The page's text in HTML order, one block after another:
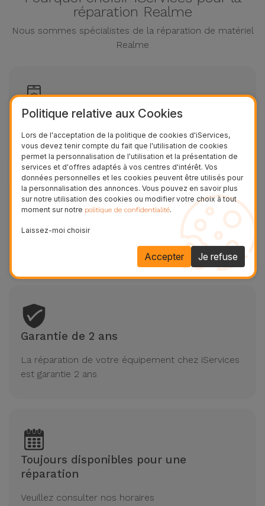
réparation Realme
Nous sommes spécialistes de la réparation de matériel
Realme
Diagnostic gratuit Realme
Évaluation gratuite sans rendez-vous
Réparations en 20/30 minutes Realme
Garantie de 2 ans
La réparation de votre équipement chez iServices
est garantie 2 ans
Toujours disponibles pour une
réparation
Veuillez consulter nos horaires
Politique relative aux Cookies
Lors de l'acceptation de la politique de cookies d'iServices,
vous devez tenir compte du fait que l'utilisation de cookies
permet la personnalisation de l'utilisation et la présentation de
services et d'offres adaptés à vos centres d'intérêt. Vos
données personnelles et les cookies peuvent être utilisés pour
la personnalisation des annonces. Vous pouvez en savoir plus
sur notre utilisation des cookies ou modifier votre choix à tout
moment sur notre politique de confidentialité.
Laissez-moi choisir
Je refuse
Accepter